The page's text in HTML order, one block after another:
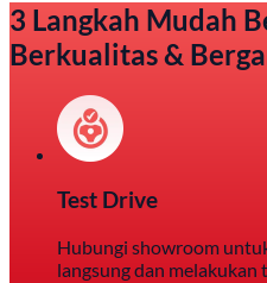
3 Langkah Mudah
Berkualitas &
Test Drive
Hubungi showroom
langsung dan melakukan